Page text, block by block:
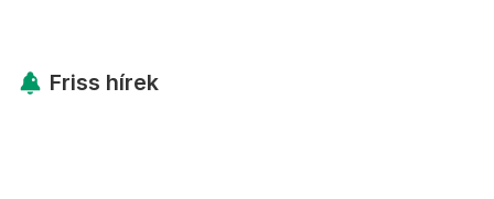
Friss hírek